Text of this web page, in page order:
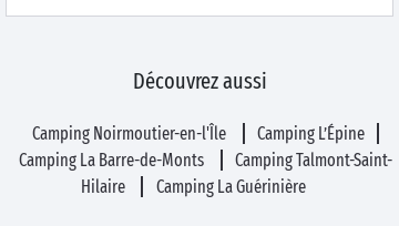
Découvrez aussi
Camping Noirmoutier-en-l'Île
Camping L’Épine
Camping La Barre-de-Monts
Camping Talmont-Saint-
Hilaire
Camping La Guérinière